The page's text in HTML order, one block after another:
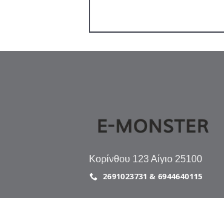
Κορίνθου 123 Αίγιο 25100
2691023731 & 6944640115